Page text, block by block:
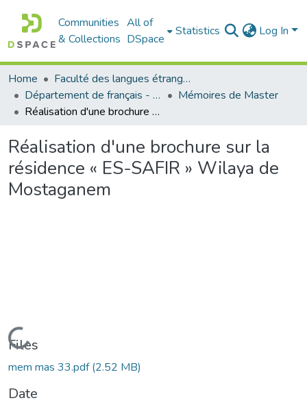
Communities
& Collections
All of
DSpace
Statistics Log In
Home
Faculté des langues étrangères
Département de français - قسم اللغة الفرنسية
Mémoires de Master
Réalisation d'une brochure sur la résidence « ES-SAFIR » Wilaya de Mostaganem
Réalisation d'une brochure sur la
résidence « ES-SAFIR » Wilaya de
Mostaganem
Loading...
Files
mem mas 33.pdf(2.52 MB)
Date